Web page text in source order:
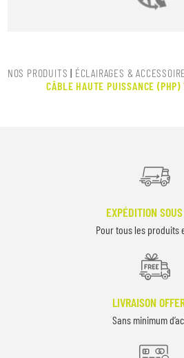
NOS PRODUITS | ÉCLAIRAGES &
CÂBLE HAUTE PUISSANCE (PHP)
EXPÉDITION
Pour tous les produits
LIVRAISON
Sans minimum